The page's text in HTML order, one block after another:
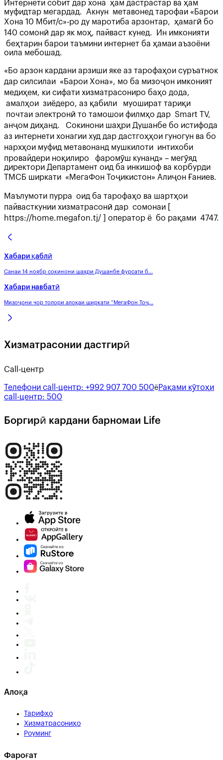
Интернети собит дар хона ҳам дастрастар ва ҳам
муфидтар мегардад. Акнун метавонед тарофаи «Барои
Хона 10 Мбит/с»-ро ду маротиба арзонтар, ҳамагӣ бо
140 сомонӣ дар як моҳ, пайваст кунед. Ин имконияти
беҳтарин барои таъмини интернет ба ҳамаи аъзоёни
оила мебошад.
«Бо арзон кардани арзиши яке аз тарофаҳои суръатнок
дар силсилаи «Барои Хона», мо ба мизоҷон имконият
медиҳем, ки сифати хизматрасониро баҳо дода,
амалҳои зиёдеро, аз қабили муошират тариқи
почтаи электронӣ то тамошои филмҳо дар Smart TV,
анҷом диҳанд. Сокинони шаҳри Душанбе бо истифода
аз интернети хонагии худ дар дастгоҳҳои гуногун ва бо
нархҳои муфид метавонанд мушкилоти интихоби
провайдери ноқилиро фаромӯш кунанд» – мегӯяд
директори Департамент оид ба инкишоф ва корбурди
ТМСБ ширкати «МегаФон Тоҷикистон» Алиҷон Ғаниев.
Маълумоти пурра оид ба тарофаҳо ва шартҳои
пайвасткунии хизматрасонӣ дар сомонаи [
https://home.megafon.tj/ ] оператор ё бо рақами 4747.
Хабари қаблӣ
Санаи 14 ноябр сокинони шаҳри Душанбе фурсати б...
Хабари навбатӣ
Мизоҷони чор толори алоқаи ширкати “МегаФон Тоҷ...
Хизматрасонии дастгирӣ
Call-центр
Телефони call-центр: +992 907 700 500ёРақами кӯтоҳи
call-центр: 500
Боргирӣ кардани барномаи Life
Алоқа
Тарифҳо
Хизматрасониҳо
Роуминг
Фароғат